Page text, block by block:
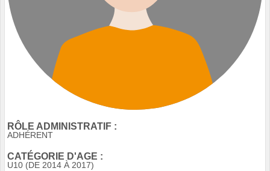
RÔLE ADMINISTRATIF :
ADHÉRENT
CATÉGORIE D'AGE :
U10 (DE 2014 À 2017)